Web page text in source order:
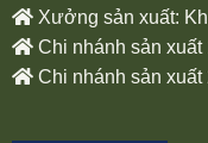
Xưởng sản xuất:
Chi nhánh sản xuất
Chi nhánh sản